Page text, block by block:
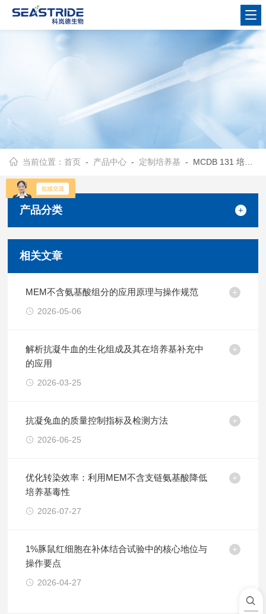
当前位置：首页 - 产品中心 - 定制培养基 - MCDB 131 培养基
产品分类
相关文章
MEM不含氨基酸组分的应用原理与操作规范
2026-05-06
解析抗凝牛血的生化组成及其在培养基补充中
的应用
2026-03-25
抗凝兔血的质量控制指标及检测方法
2026-06-25
优化转染效率：利用MEM不含支链氨基酸降低
培养基毒性
2026-07-27
1%豚鼠红细胞在补体结合试验中的核心地位与
操作要点
2026-04-27